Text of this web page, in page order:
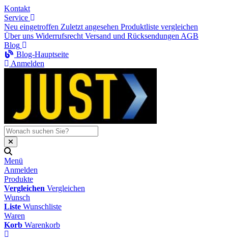
Kontakt
Service
Neu eingetroffen Zuletzt angesehen Produktliste vergleichen
Über uns Widerrufsrecht Versand und Rücksendungen AGB
Blog
Blog-Hauptseite
Anmelden
Menü
Anmelden
Produkte
Vergleichen Vergleichen
Wunsch
Liste Wunschliste
Waren
Korb Warenkorb